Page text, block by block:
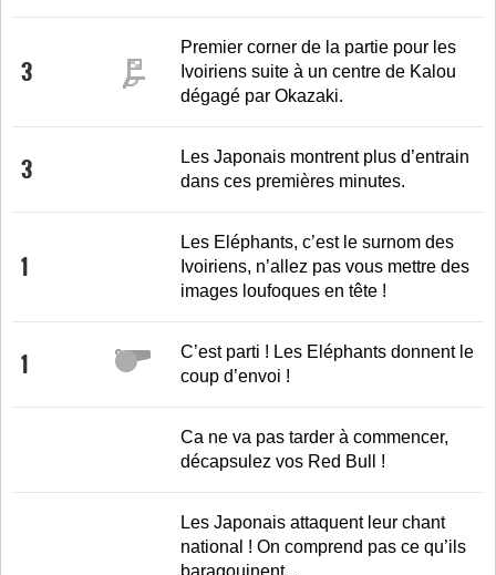
3
Premier corner de la partie pour les
Ivoiriens suite à un centre de Kalou
dégagé par Okazaki.
3
Les Japonais montrent plus d’entrain
dans ces premières minutes.
1
Les Eléphants, c’est le surnom des
Ivoiriens, n’allez pas vous mettre des
images loufoques en tête !
1
C’est parti ! Les Eléphants donnent le
coup d’envoi !
Ca ne va pas tarder à commencer,
décapsulez vos Red Bull !
Les Japonais attaquent leur chant
national ! On comprend pas ce qu’ils
baragouinent...